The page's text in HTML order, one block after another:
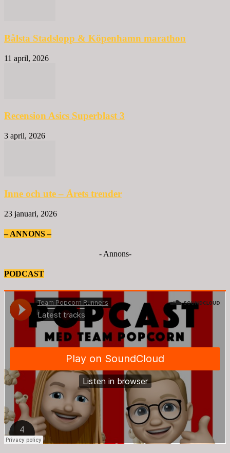
Bålsta Stadslopp & Köpenhamn marathon
11 april, 2026
Recension Asics Superblast 3
3 april, 2026
Inne och ute – Årets trender
23 januari, 2026
– ANNONS –
- Annons-
PODCAST